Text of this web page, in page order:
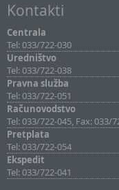
Kontakti
Centrala
Tel: 033/722-030
Uredništvo
Tel: 033/722-038
Pravna služba
Tel: 033/722-051
Računovodstvo
Tel: 033/722-045, Fax: 033/
Pretplata
Tel: 033/722-054
Ekspedit
Tel: 033/722-041